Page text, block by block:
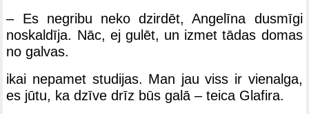
– Es negribu neko dzirdēt, Angelīna dusmīgi
noskaldīja. Nāc, ej gulēt, un izmet tādas domas
no galvas.
ikai nepamet studijas. Man jau viss ir vienalga,
es jūtu, ka dzīve drīz būs galā – teica Glafira.